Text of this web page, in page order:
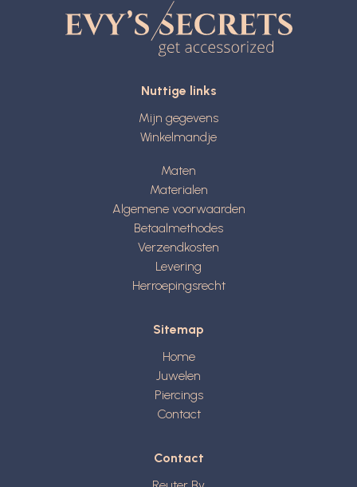
Nuttige links
Mijn gegevens
Winkelmandje
Maten
Materialen
Algemene voorwaarden
Betaalmethodes
Verzendkosten
Levering
Herroepingsrecht
Sitemap
Home
Juwelen
Piercings
Contact
Contact